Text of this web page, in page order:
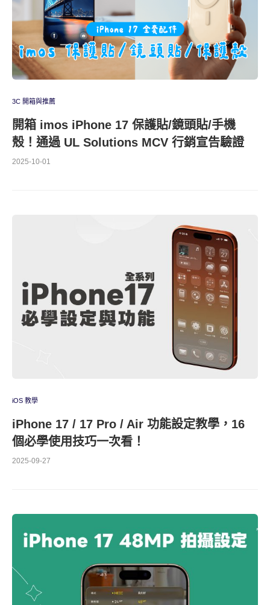
3C 開箱與推薦
開箱 imos iPhone 17 保護貼/鏡頭貼/手機
殼！通過 UL Solutions MCV 行銷宣告驗證
2025-10-01
iOS 教學
iPhone 17 / 17 Pro / Air 功能設定教學，16
個必學使用技巧一次看！
2025-09-27